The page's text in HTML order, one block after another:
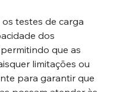
testes de carga
dos
que as
limitações ou
para garantir que